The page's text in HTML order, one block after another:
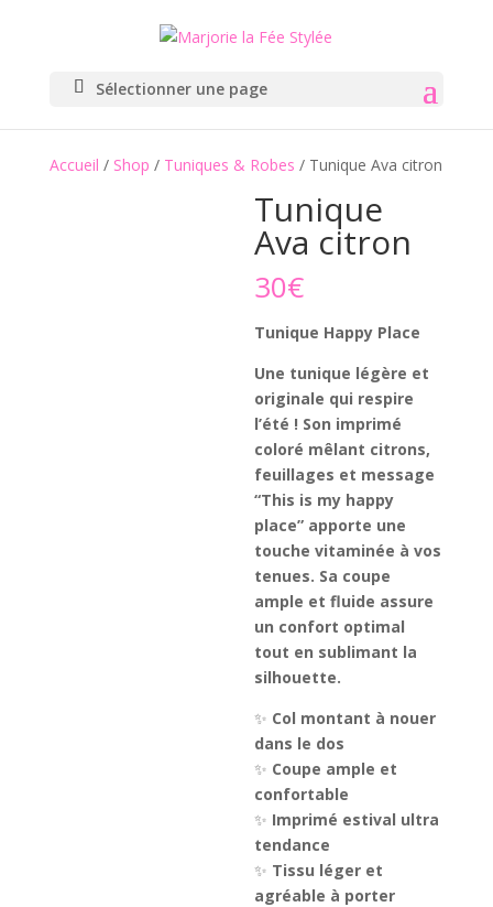
Sélectionner une page
Accueil / Shop / Tuniques & Robes / Tunique Ava citron
Tunique
Ava citron
30€
Tunique Happy Place
Une tunique légère et
originale qui respire
l’été ! Son imprimé
coloré mêlant citrons,
feuillages et message
“This is my happy
place” apporte une
touche vitaminée à vos
tenues. Sa coupe
ample et fluide assure
un confort optimal
tout en sublimant la
silhouette.
✨ Col montant à nouer
dans le dos
✨ Coupe ample et
confortable
✨ Imprimé estival ultra
tendance
✨ Tissu léger et
agréable à porter